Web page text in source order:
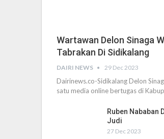
Wartawan Delon Sinaga
Tabrakan Di Sidikalang
DAIRI NEWS 29 Dec 2023
Dairinews.co-Sidikalang Delon
satu media online bertugas di
Ruben Nababan
Judi
27 Dec 2023